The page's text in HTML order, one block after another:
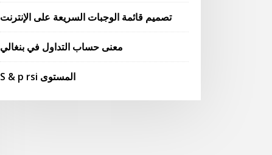
تصميم قائمة الوجبات السريعة على الإنترنت
معنى حساب التداول في بنغالي
S & p rsi المستوى